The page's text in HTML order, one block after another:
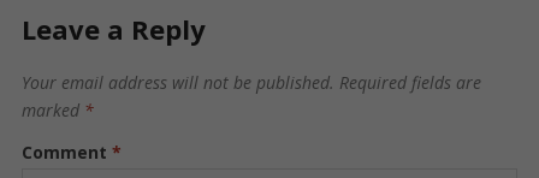
Leave a Reply
Your email address will not be published. Required fields are
marked *
Comment *